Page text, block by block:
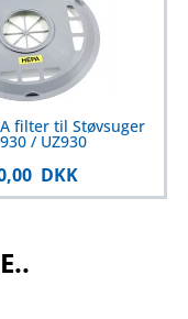
filter til Støvsuger
/ UZ930
DKK